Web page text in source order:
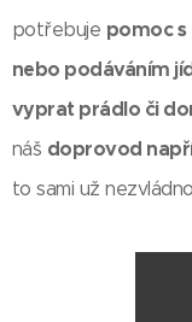
potřebuje pomoc
nebo podáváním
vyprat prádlo či
náš doprovod
to sami už